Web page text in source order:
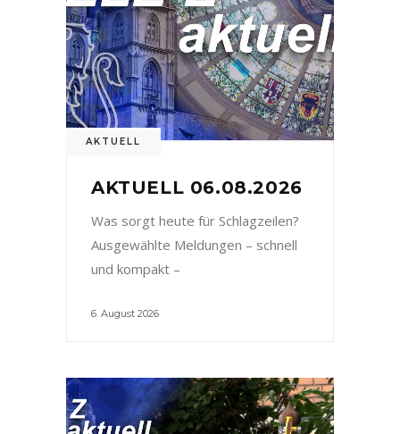
AKTUELL
AKTUELL 06.08.2026
Was sorgt heute für Schlagzeilen?
Ausgewählte Meldungen – schnell
und kompakt –
6. August 2026